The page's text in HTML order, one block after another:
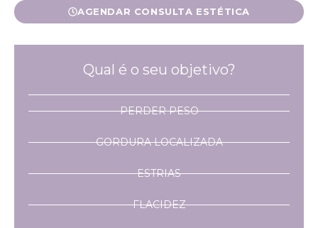
AGENDAR CONSULTA ESTÉTICA
Qual é o seu objetivo?
PERDER PESO
GORDURA LOCALIZADA
ESTRIAS
FLACIDEZ